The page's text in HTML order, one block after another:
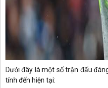
Dưới đây là một số trận đấu
tính đến hiện tại: